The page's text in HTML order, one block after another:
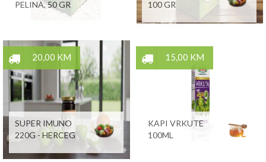
PELINA, 50 GR 100 GR
20,00 KM
SUPER IMUNO
220G - HERCEG
15,00 KM
KAPI VRKUTE
100ML